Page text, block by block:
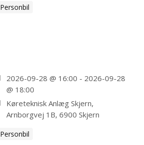
Personbil
2026-09-28 @ 16:00 - 2026-09-28
@ 18:00
Køreteknisk Anlæg Skjern,
Arnborgvej 1B, 6900 Skjern
Personbil